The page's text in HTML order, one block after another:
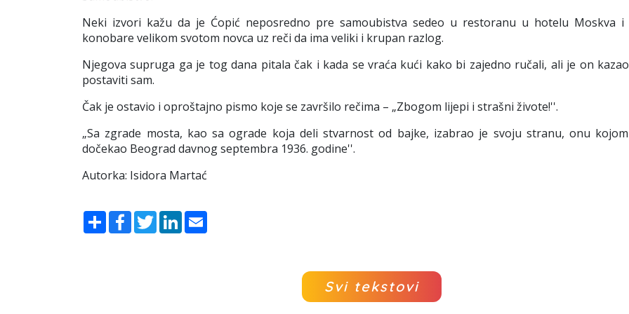
Neki izvori kažu da je Ćopić neposredno pre samoubistva sedeo u restoranu u hotelu Moskva i
konobare velikom svotom novca uz reči da ima veliki i krupan razlog.
Njegova supruga ga je tog dana pitala čak i kada se vraća kući kako bi zajedno ručali, ali je on
postaviti sam.
Čak je ostavio i oproštajno pismo koje se završilo rečima – „Zbogom lijepi i strašni živote!''.
„Sa zgrade mosta, kao sa ograde koja deli stvarnost od bajke, izabrao je svoju stranu, onu
dočekao Beograd davnog septembra 1936. godine''.
Autorka: Isidora Martać
ShareFacebook
TwitterLinkedIn
Svi tekstovi